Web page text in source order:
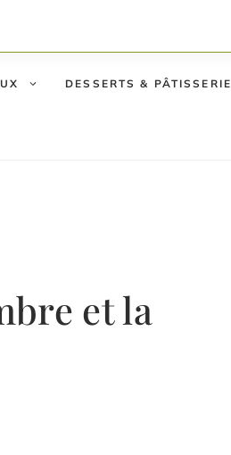
DESSERTS & PÂTISSERIE
et la